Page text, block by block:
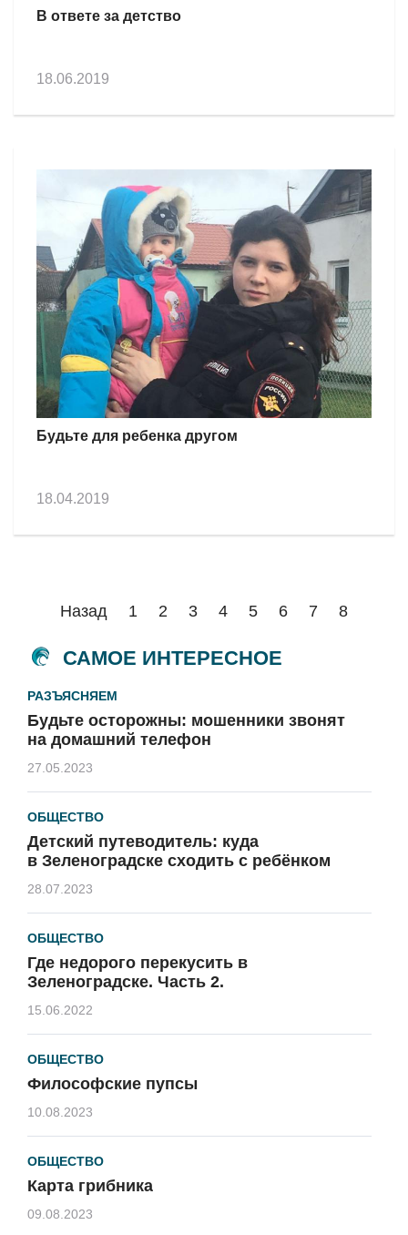
В ответе за детство
18.06.2019
Будьте для ребенка другом
18.04.2019
Назад 1 2 3 4 5 6 7 8
САМОЕ ИНТЕРЕСНОЕ
РАЗЪЯСНЯЕМ
Будьте осторожны: мошенники звонят
на домашний телефон
27.05.2023
ОБЩЕСТВО
Детский путеводитель: куда
в Зеленоградске сходить с ребёнком
28.07.2023
ОБЩЕСТВО
Где недорого перекусить в
Зеленоградске. Часть 2.
15.06.2022
ОБЩЕСТВО
Философские пупсы
10.08.2023
ОБЩЕСТВО
Карта грибника
09.08.2023